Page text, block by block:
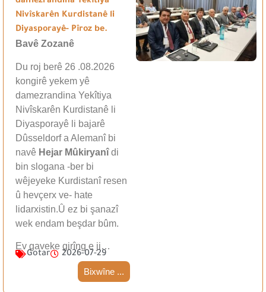
Nivîskarên Kurdistanê li
Diyasporayê- Pîroz be.
Bavê Zozanê
Du roj berê 26 .08.2026
kongirê yekem yê
damezrandina Yekîtiya
Nivîskarên Kurdistanê li
Diyasporayê li bajarê
Dûsseldorf a Alemanî bi
navê Hejar Mûkiryanîdi
bin slogana -ber bi
wêjeyeke Kurdistanî resen
û hevçerx ve- hate
lidarxistin.Û ez bi şanazî
wek endam beşdar bûm.
Ev gaveke girîng e ji…
Gotar 2026-07-29
Bixwîne ...